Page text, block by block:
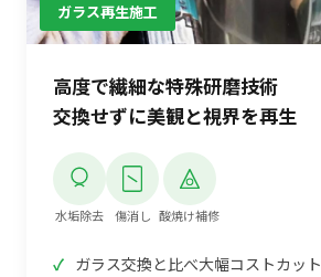
ガラス再生施工
高度で繊細な特殊研磨技術
交換せずに美観と視界を再生
水垢除去 傷消し 酸焼け補修
ガラス交換と比べ大幅コストカット